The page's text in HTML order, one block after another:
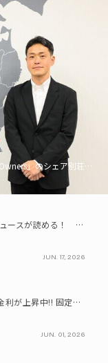
」のシェア別荘とい
【超入門】金融用語11選でニュースが読める！ 知識ゼロからの賢い資産の育て方
JUN. 17, 2026
【住宅ローン借換問題】変動金利が上昇中!! 固定に借り換えるなら今が正解って本当? シミュレーションで比較してみよう
JUN. 01, 2026